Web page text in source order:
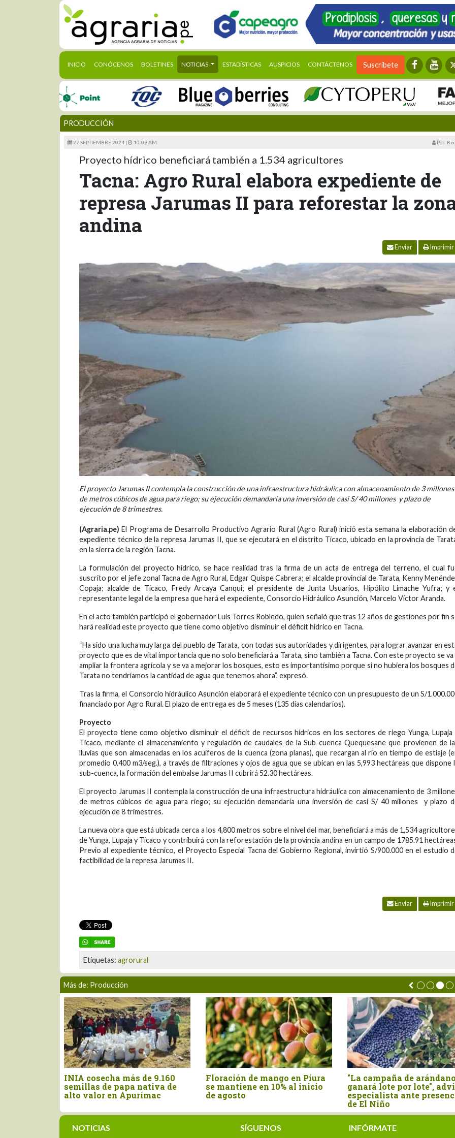
INICIO (CURRENT)
CONÓCENOS BOLETINES NOTICIAS ESTADÍSTICAS AUSPICIOS CONTÁCTENOS Suscríbete
PRODUCCIÓN
27 SEPTIEMBRE 2024 | 10:09 AM Por:
Proyecto hídrico beneficiará también a 1.534 agricultores
Tacna: Agro Rural elabora expediente de
represa Jarumas II para reforestar la
andina
Enviar Imprimir
El proyecto Jarumas II contempla la construcción de una infraestructura hidráulica con almacenamiento de 3 millones
de metros cúbicos de agua para riego; su ejecución demandaría una inversión de casi S/ 40 millones y plazo de
ejecución de 8 trimestres.
(Agraria.pe) El Programa de Desarrollo Productivo Agrario Rural (Agro Rural) inició esta semana la elaboración
expediente técnico de la represa Jarumas II, que se ejecutará en el distrito Ticaco, ubicado en la provincia de
en la sierra de la región Tacna.
La formulación del proyecto hídrico, se hace realidad tras la firma de un acta de entrega del terreno, el cual
suscrito por el jefe zonal Tacna de Agro Rural, Edgar Quispe Cabrera; el alcalde provincial de Tarata, Kenny
Copaja; alcalde de Ticaco, Fredy Arcaya Canqui; el presidente de Junta Usuarios, Hipólito Limache Yufra; y
representante legal de la empresa que hará el expediente, Consorcio Hidráulico Asunción, Marcelo Víctor Aranda.
En el acto también participó el gobernador Luis Torres Robledo, quien señaló que tras 12 años de gestiones por fin
hará realidad este proyecto que tiene como objetivo disminuir el déficit hídrico en Tacna.
“Ha sido una lucha muy larga del pueblo de Tarata, con todas sus autoridades y dirigentes, para lograr avanzar en
proyecto que es de vital importancia que no solo beneficiará a Tarata, sino también a Tacna. Con este proyecto se va
ampliar la frontera agrícola y se va a mejorar los bosques, esto es importantísimo porque si no hubiera los bosques
Tarata no tendríamos la cantidad de agua que tenemos ahora”, expresó.
Tras la firma, el Consorcio hidráulico Asunción elaborará el expediente técnico con un presupuesto de un S/
financiado por Agro Rural. El plazo de entrega es de 5 meses (135 días calendarios).
Proyecto
El proyecto tiene como objetivo disminuir el déficit de recursos hídricos en los sectores de riego Yunga, Lupaja
Ticaco, mediante el almacenamiento y regulación de caudales de la Sub-cuenca Quequesane que provienen de
lluvias que son almacenadas en los acuíferos de la cuenca (zona planas), que recargan al río en tiempo de estiaje
promedio 0.400 m3/seg.), a través de filtraciones y ojos de agua que se ubican en las 5,993 hectáreas que dispone
sub-cuenca, la formación del embalse Jarumas II cubrirá 52.30 hectáreas.
El proyecto Jarumas II contempla la construcción de una infraestructura hidráulica con almacenamiento de 3
de metros cúbicos de agua para riego; su ejecución demandaría una inversión de casi S/ 40 millones y plazo
ejecución de 8 trimestres.
La nueva obra que está ubicada cerca a los 4,800 metros sobre el nivel del mar, beneficiará a más de 1,534
de Yunga, Lupaja y Ticaco y contribuirá con la reforestación de la provincia andina en un campo de 1785.91
Previo al expediente técnico, el Proyecto Especial Tacna del Gobierno Regional, invirtió S/900.000 en el estudio
factibilidad de la represa Jarumas II.
Enviar Imprimir
Etiquetas: agrorural
Más de: Producción
INIA cosecha más de 9.160
semillas de papa nativa de
alto valor en Apurímac
Floración de mango en Piura
se mantiene en 10% al inicio
de agosto
"La campaña de arándano se
ganará lote por lote",
especialista ante presencia
de El Niño
NOTICIAS SÍGUENOS INFÓRMATE